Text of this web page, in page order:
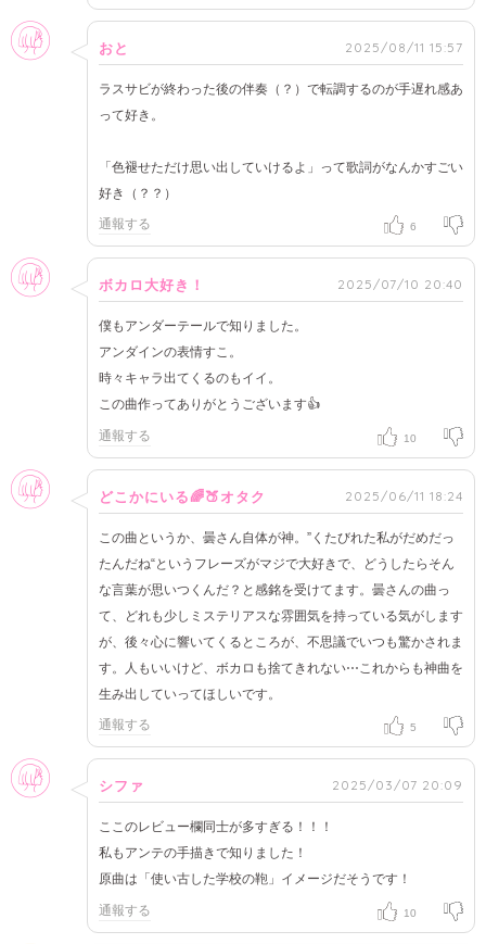
女性
おと 2025/08/11 15:57
ラスサビが終わった後の伴奏（？）で転調するのが手遅れ感あ
って好き。
「色褪せただけ思い出していけるよ」って歌詞がなんかすごい
好き（？？）
通報する 6
女性
ボカロ大好き！ 2025/07/10 20:40
僕もアンダーテールで知りました。
アンダインの表情すこ。
時々キャラ出てくるのもイイ。
この曲作ってありがとうございます👍
通報する 10
女性
どこかにいる🌈🍑オタク 2025/06/11 18:24
この曲というか、曇さん自体が神。”くたびれた私がだめだっ
たんだね“というフレーズがマジで大好きで、どうしたらそん
な言葉が思いつくんだ？と感銘を受けてます。曇さんの曲っ
て、どれも少しミステリアスな雰囲気を持っている気がします
が、後々心に響いてくるところが、不思議でいつも驚かされま
す。人もいいけど、ボカロも捨てきれない⋯これからも神曲を
生み出していってほしいです。
通報する 5
女性
シファ 2025/03/07 20:09
ここのレビュー欄同士が多すぎる！！！
私もアンテの手描きで知りました！
原曲は「使い古した学校の鞄」イメージだそうです！
通報する 10